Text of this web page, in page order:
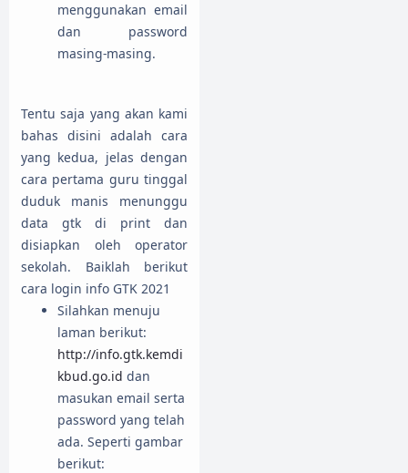
menggunakan email
dan password
masing-masing.
Tentu saja yang akan kami
bahas disini adalah cara
yang kedua, jelas dengan
cara pertama guru tinggal
duduk manis menunggu
data gtk di print dan
disiapkan oleh operator
sekolah. Baiklah berikut
cara login info GTK 2021
Silahkan menuju
laman berikut:
http://info.gtk.kemdi
kbud.go.id dan
masukan email serta
password yang telah
ada. Seperti gambar
berikut: